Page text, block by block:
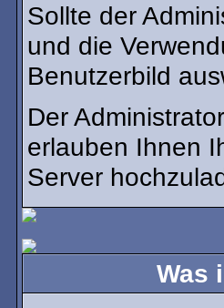
Sollte der
und die
Benutzerbild
Der
erlauben Ihnen
Server
Was